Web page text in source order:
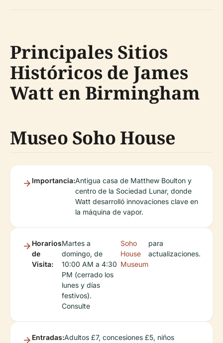
Principales Sitios
Históricos de James
Watt en Birmingham
Museo Soho House
Importancia:Antigua casa de Matthew Boulton y
centro de la Sociedad Lunar, donde
Watt desarrolló innovaciones clave en
la máquina de vapor.
Horarios
de
Visita:
Martes a
domingo, de
10:00 AM a 4:30
PM (cerrado los
lunes y días
festivos).
Consulte
Soho
House
Museum
para
actualizaciones.
Entradas:Adultos £7, concesiones £5, niños